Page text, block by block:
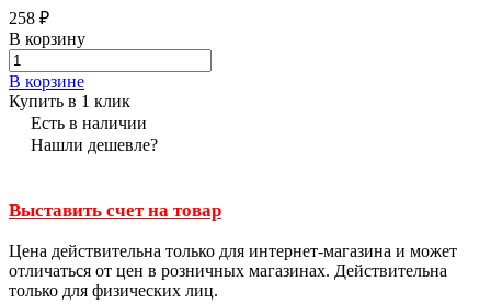
258 ₽
В корзину
В корзине
Купить в 1 клик
Есть в наличии
Нашли дешевле?
Выставить счет на товар
Цена действительна только для интернет-магазина и может
отличаться от цен в розничных магазинах. Действительна
только для физических лиц.